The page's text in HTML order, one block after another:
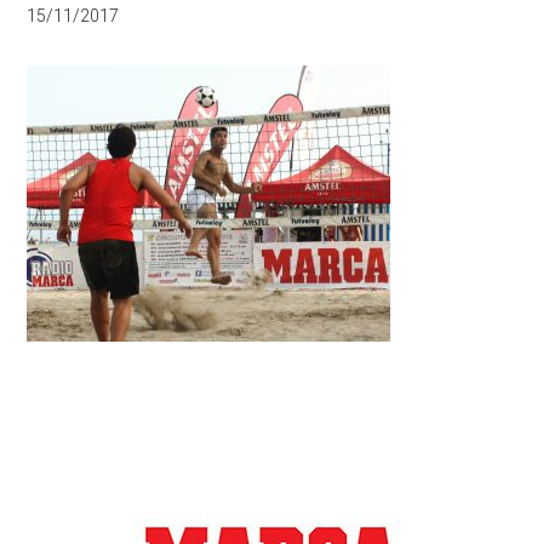
15/11/2017